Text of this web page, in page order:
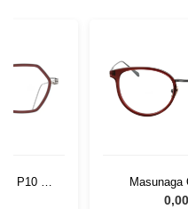
P10 45
Masunaga
Red/